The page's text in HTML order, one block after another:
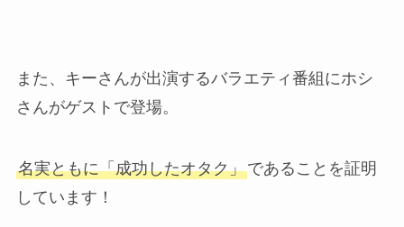
また、キーさんが出演するバラエティ番組にホシ
さんがゲストで登場。
名実ともに「成功したオタク」であることを証明
しています！